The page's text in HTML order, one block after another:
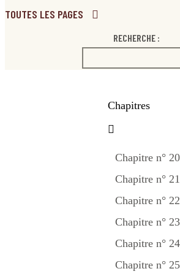
TOUTES LES PAGES
RECHERCHE :
Chapitres
Chapitre n° 20
Chapitre n° 21
Chapitre n° 22
Chapitre n° 23
Chapitre n° 24
Chapitre n° 25